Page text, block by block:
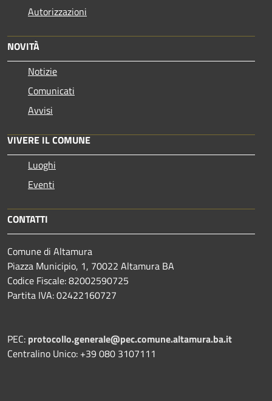
Autorizzazioni
NOVITÀ
Notizie
Comunicati
Avvisi
VIVERE IL COMUNE
Luoghi
Eventi
CONTATTI
Comune di Altamura
Piazza Municipio, 1, 70022 Altamura BA
Codice Fiscale: 82002590725
Partita IVA: 02422160727
PEC: protocollo.generale@pec.comune.altamura.ba.it
Centralino Unico: +39 080 3107111